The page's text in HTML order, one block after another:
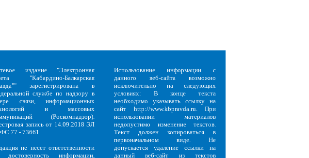
издание "Электронная
"Кабардино-Балкарская
зарегистрирована в
службе по надзору в
связи, информационных
и массовых
(Роскомнадзор).
запись от 14.09.2018 ЭЛ
77 - 73661
не несет ответственности
достоверность информации,
Использование информации с
данного веб-сайта возможно
исключительно на следующих
условиях: В конце текста
необходимо указывать ссылку на
сайт http://www.kbpravda.ru. При
использовании материалов
недопустимо изменение текстов.
Текст должен копироваться в
первоначальном виде. Не
допускается удаление ссылки на
данный веб-сайт из текстов